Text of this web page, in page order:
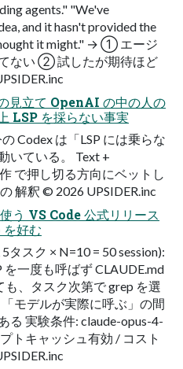
agents." "We've
and it hasn't provided the
it might." → ① エージ
ない ② 試したが期待ほど
見立て OpenAI の中の人の
LSP を採らない事実
Codex は「LSP には乗らな
いている。 Text +
で押し切る方向にベットし
解釈 © 2026 UPSIDER.inc
う VS Code 公式リリース
好む
タスク × N=10 = 50 session):
一度も呼ばず CLAUDE.md
も、タスク次第で grep を選
モデルが実際に呼ぶ」の間
る 実験条件: claude-opus-4-
トキャッシュ有効 / コスト